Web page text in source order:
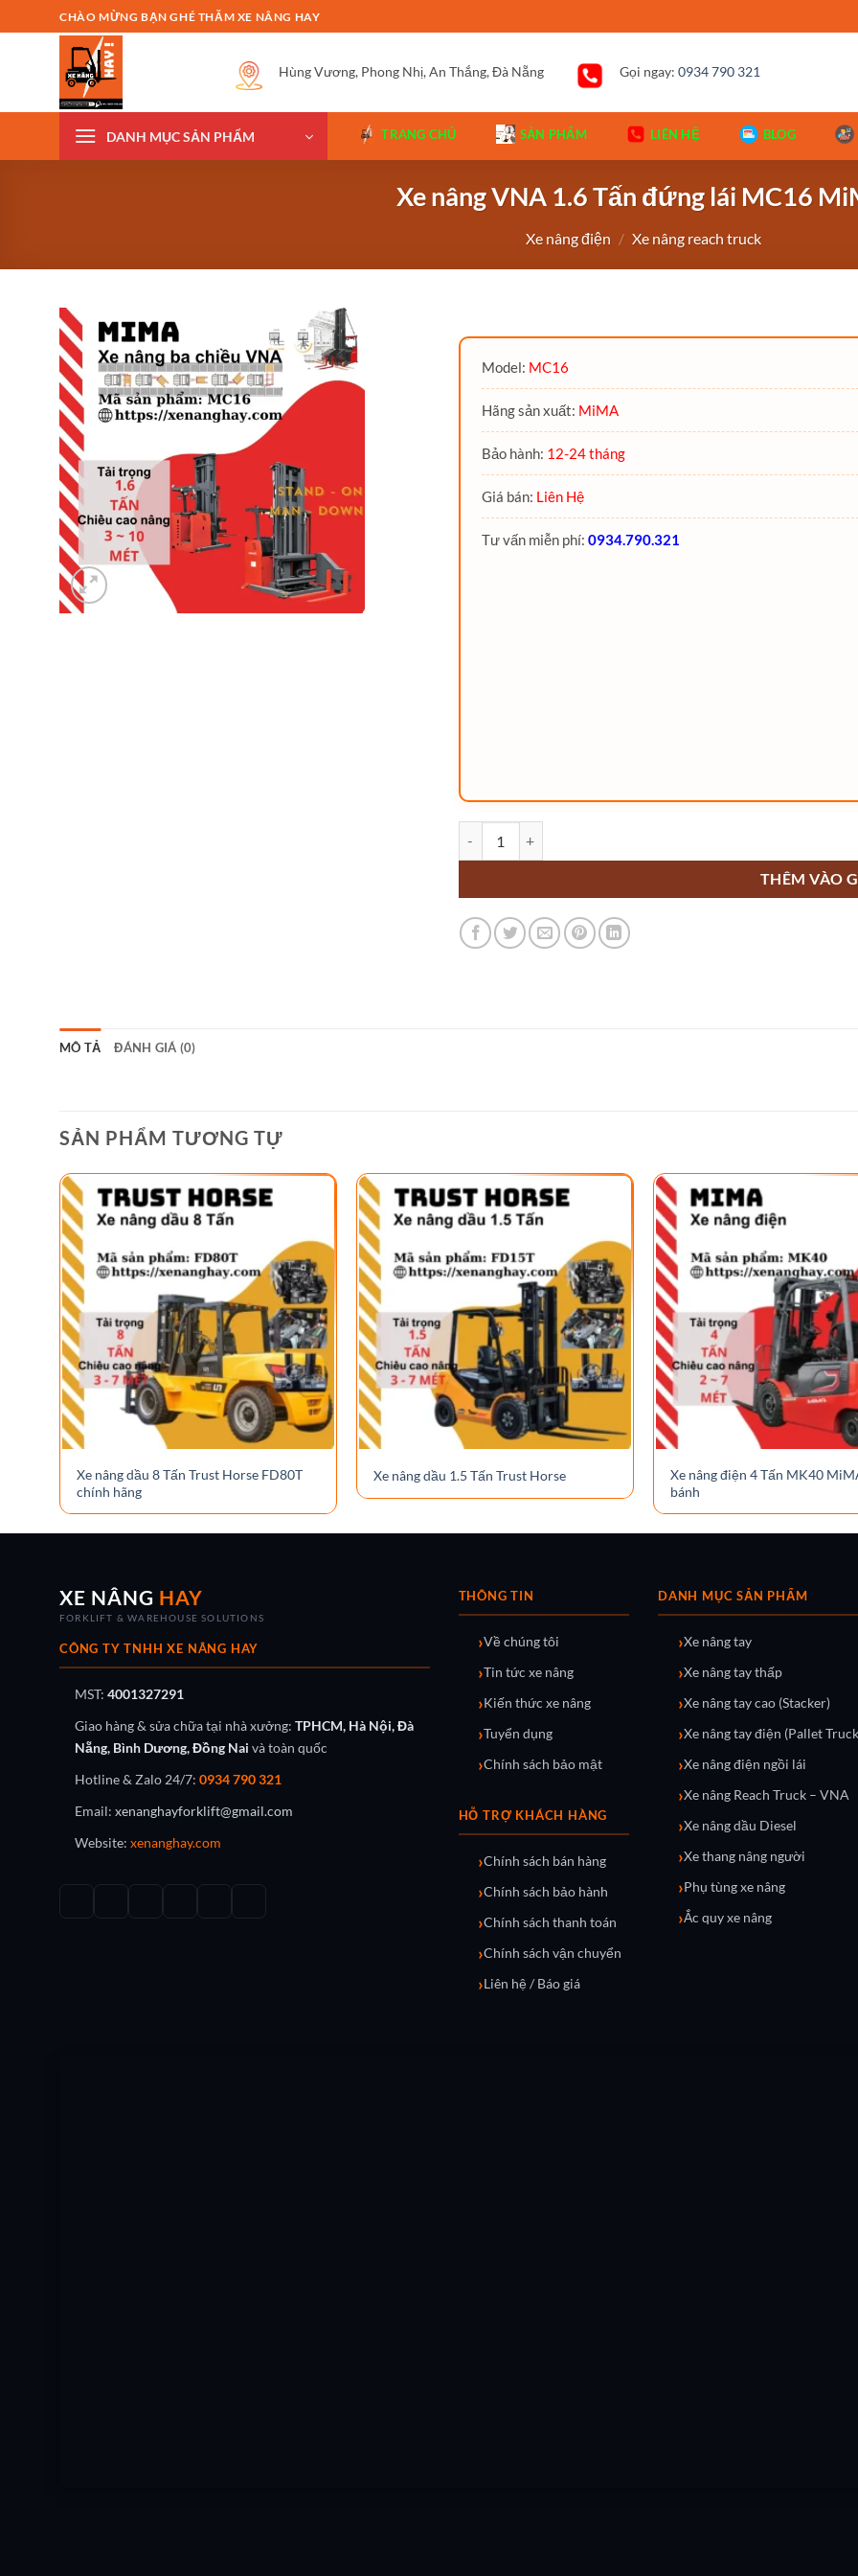
qua
CHÀO MỪNG BẠN GHÉ THĂM XE NÂNG HAY
Hùng Vương, Phong Nhị, An Thắng, Đà Nẵng Gọi ngay: 0934 790 321
DANH MỤC SẢN PHẨM TRANG CHỦ SẢN PHẨM LIÊN HỆ BLOG
Xe nâng VNA 1.6 Tấn đứng lái MC16
Xe nâng điện / Xe nâng reach truck
Model: MC16
Hãng sản xuất: MiMA
Bảo hành: 12-24 tháng
Giá bán: Liên Hệ
Tư vấn miễn phí: 0934.790.321
THÊM VÀO
MÔ TẢ ĐÁNH GIÁ (0)
SẢN PHẨM TƯƠNG TỰ
Xe nâng dầu 8 Tấn Trust Horse FD80T
chính hãng
Xe nâng dầu 1.5 Tấn Trust Horse
Xe nâng điện 4 Tấn MK40
bánh
XE NÂNG HAY
FORKLIFT & WAREHOUSE SOLUTIONS
CÔNG TY TNHH XE NÂNG HAY
MST: 4001327291
Giao hàng & sửa chữa tại nhà xưởng: TPHCM, Hà Nội, Đà
Nẵng, Bình Dương, Đồng Nai và toàn quốc
Hotline & Zalo 24/7: 0934 790 321
Email: xenanghayforklift@gmail.com
Website: xenanghay.com
THÔNG TIN
Về chúng tôi
Tin tức xe nâng
Kiến thức xe nâng
Tuyển dụng
Chính sách bảo mật
HỖ TRỢ KHÁCH HÀNG
Chính sách bán hàng
Chính sách bảo hành
Chính sách thanh toán
Chính sách vận chuyển
Liên hệ / Báo giá
DANH MỤC SẢN PHẨM
Xe nâng tay
Xe nâng tay thấp
Xe nâng tay cao (Stacker)
Xe nâng tay điện (Pallet
Xe nâng điện ngồi lái
Xe nâng Reach Truck – VNA
Xe nâng dầu Diesel
Xe thang nâng người
Phụ tùng xe nâng
Ắc quy xe nâng